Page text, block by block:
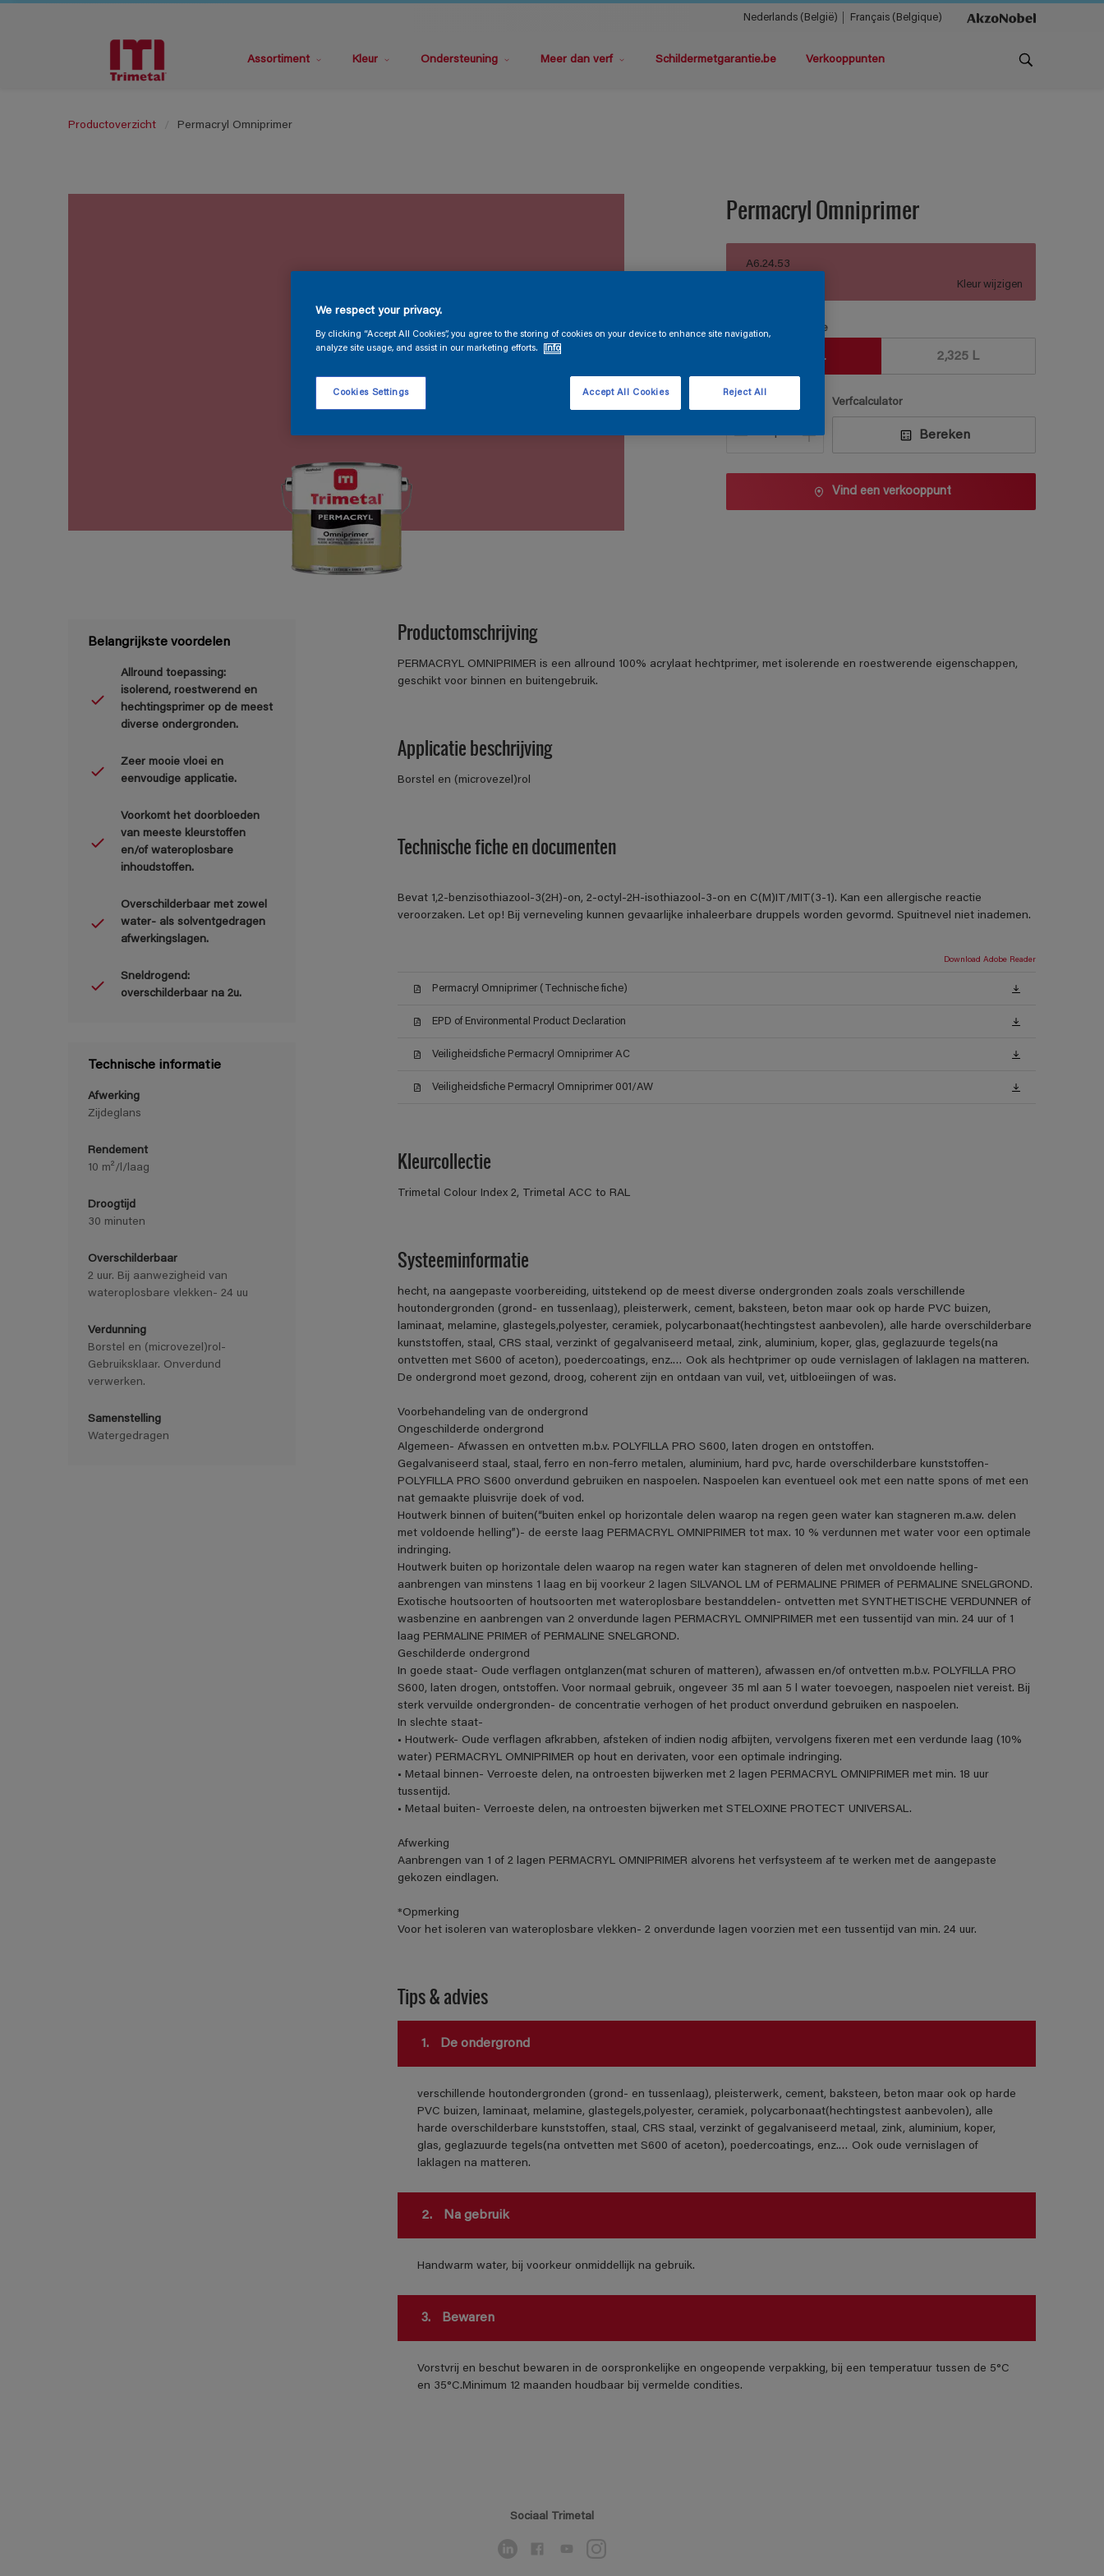
Nederlands (België) Français (Belgique)
Assortiment Kleur Ondersteuning Meer dan verf Schildermetgarantie.be Verkooppunten
Productoverzicht Permacryl Omniprimer
Permacryl Omniprimer
A6.24.53
Kleur wijzigen
Verpakkingsgrootte
930 ML 2,325 L
Verfcalculator
Bereken
Vind een verkooppunt
Belangrijkste voordelen
Allround toepassing:
isolerend, roestwerend en
hechtingsprimer op de meest
diverse ondergronden.
Zeer mooie vloei en
eenvoudige applicatie.
Voorkomt het doorbloeden
van meeste kleurstoffen
en/of wateroplosbare
inhoudstoffen.
Overschilderbaar met zowel
water- als solventgedragen
afwerkingslagen.
Sneldrogend:
overschilderbaar na 2u.
Technische informatie
Afwerking
Zijdeglans
Rendement
10 m²/l/laag
Droogtijd
30 minuten
Overschilderbaar
2 uur. Bij aanwezigheid van
wateroplosbare vlekken- 24 uu
Verdunning
Borstel en (microvezel)rol-
Gebruiksklaar. Onverdund
verwerken.
Samenstelling
Watergedragen
Productomschrijving
PERMACRYL OMNIPRIMER is een allround 100% acrylaat hechtprimer, met isolerende en roestwerende eigenschappen,
geschikt voor binnen en buitengebruik.
Applicatie beschrijving
Borstel en (microvezel)rol
Technische fiche en documenten
Bevat 1,2-benzisothiazool-3(2H)-on, 2-octyl-2H-isothiazool-3-on en C(M)IT/MIT(3-1). Kan een allergische reactie
veroorzaken. Let op! Bij verneveling kunnen gevaarlijke inhaleerbare druppels worden gevormd. Spuitnevel niet inademen.
Download Adobe Reader
Permacryl Omniprimer (Technische fiche)
EPD of Environmental Product Declaration
Veiligheidsfiche Permacryl Omniprimer AC
Veiligheidsfiche Permacryl Omniprimer 001/AW
Kleurcollectie
Trimetal Colour Index 2, Trimetal ACC to RAL
Systeeminformatie
hecht, na aangepaste voorbereiding, uitstekend op de meest diverse ondergronden zoals zoals verschillende
houtondergronden (grond- en tussenlaag), pleisterwerk, cement, baksteen, beton maar ook op harde PVC buizen,
laminaat, melamine, glastegels,polyester, ceramiek, polycarbonaat(hechtingstest aanbevolen), alle harde overschilderbare
kunststoffen, staal, CRS staal, verzinkt of gegalvaniseerd metaal, zink, aluminium, koper, glas, geglazuurde tegels(na
ontvetten met S600 of aceton), poedercoatings, enz.… Ook als hechtprimer op oude vernislagen of laklagen na matteren.
De ondergrond moet gezond, droog, coherent zijn en ontdaan van vuil, vet, uitbloeiingen of was.
Voorbehandeling van de ondergrond
Ongeschilderde ondergrond
Algemeen- Afwassen en ontvetten m.b.v. POLYFILLA PRO S600, laten drogen en ontstoffen.
Gegalvaniseerd staal, staal, ferro en non-ferro metalen, aluminium, hard pvc, harde overschilderbare kunststoffen-
POLYFILLA PRO S600 onverdund gebruiken en naspoelen. Naspoelen kan eventueel ook met een natte spons of met een
nat gemaakte pluisvrije doek of vod.
Houtwerk binnen of buiten(“buiten enkel op horizontale delen waarop na regen geen water kan stagneren m.a.w. delen
met voldoende helling”)- de eerste laag PERMACRYL OMNIPRIMER tot max. 10 % verdunnen met water voor een optimale
indringing.
Houtwerk buiten op horizontale delen waarop na regen water kan stagneren of delen met onvoldoende helling-
aanbrengen van minstens 1 laag en bij voorkeur 2 lagen SILVANOL LM of PERMALINE PRIMER of PERMALINE SNELGROND.
Exotische houtsoorten of houtsoorten met wateroplosbare bestanddelen- ontvetten met SYNTHETISCHE VERDUNNER of
wasbenzine en aanbrengen van 2 onverdunde lagen PERMACRYL OMNIPRIMER met een tussentijd van min. 24 uur of 1
laag PERMALINE PRIMER of PERMALINE SNELGROND.
Geschilderde ondergrond
In goede staat- Oude verflagen ontglanzen(mat schuren of matteren), afwassen en/of ontvetten m.b.v. POLYFILLA PRO
S600, laten drogen, ontstoffen. Voor normaal gebruik, ongeveer 35 ml aan 5 l water toevoegen, naspoelen niet vereist. Bij
sterk vervuilde ondergronden- de concentratie verhogen of het product onverdund gebruiken en naspoelen.
In slechte staat-
• Houtwerk- Oude verflagen afkrabben, afsteken of indien nodig afbijten, vervolgens fixeren met een verdunde laag (10%
water) PERMACRYL OMNIPRIMER op hout en derivaten, voor een optimale indringing.
• Metaal binnen- Verroeste delen, na ontroesten bijwerken met 2 lagen PERMACRYL OMNIPRIMER met min. 18 uur
tussentijd.
• Metaal buiten- Verroeste delen, na ontroesten bijwerken met STELOXINE PROTECT UNIVERSAL.
Afwerking
Aanbrengen van 1 of 2 lagen PERMACRYL OMNIPRIMER alvorens het verfsysteem af te werken met de aangepaste
gekozen eindlagen.
*Opmerking
Voor het isoleren van wateroplosbare vlekken- 2 onverdunde lagen voorzien met een tussentijd van min. 24 uur.
Tips & advies
1. De ondergrond
verschillende houtondergronden (grond- en tussenlaag), pleisterwerk, cement, baksteen, beton maar ook op harde
PVC buizen, laminaat, melamine, glastegels,polyester, ceramiek, polycarbonaat(hechtingstest aanbevolen), alle
harde overschilderbare kunststoffen, staal, CRS staal, verzinkt of gegalvaniseerd metaal, zink, aluminium, koper,
glas, geglazuurde tegels(na ontvetten met S600 of aceton), poedercoatings, enz.… Ook oude vernislagen of
laklagen na matteren.
2. Na gebruik
Handwarm water, bij voorkeur onmiddellijk na gebruik.
3. Bewaren
Vorstvrij en beschut bewaren in de oorspronkelijke en ongeopende verpakking, bij een temperatuur tussen de 5°C
en 35°C.Minimum 12 maanden houdbaar bij vermelde condities.
Sociaal Trimetal
We respect your privacy.
By clicking “Accept All Cookies”, you agree to the storing of cookies on your device to enhance site navigation,
analyze site usage, and assist in our marketing efforts.
Info
Cookies Settings Reject All
Accept All Cookies